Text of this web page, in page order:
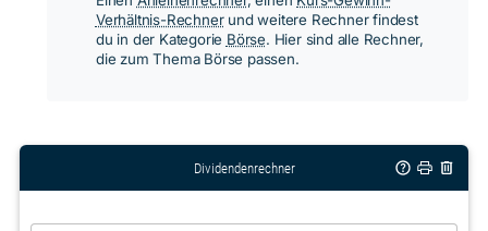
Verhältnis-Rechnerund weitere Rechner findest
du in der Kategorie Börse. Hier sind alle Rechner,
die zum Thema Börse passen.
Dividendenrechner